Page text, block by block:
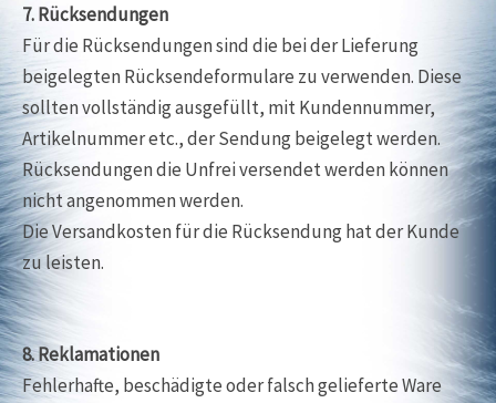
7. Rücksendungen
Für die Rücksendungen sind die bei der Lieferung
beigelegten Rücksendeformulare zu verwenden. Diese
sollten vollständig ausgefüllt, mit Kundennummer,
Artikelnummer etc., der Sendung beigelegt werden.
Rücksendungen die Unfrei versendet werden können
nicht angenommen werden.
Die Versandkosten für die Rücksendung hat der Kunde
zu leisten.
8. Reklamationen
Fehlerhafte, beschädigte oder falsch gelieferte Ware